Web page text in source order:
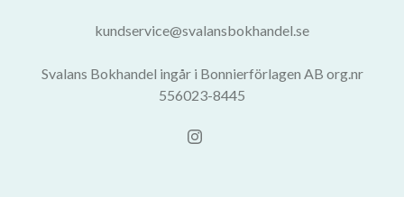
kundservice@svalansbokhandel.se
Svalans Bokhandel ingår i Bonnierförlagen AB org.nr
556023-8445